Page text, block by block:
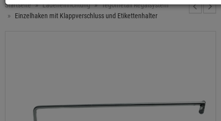
Startseite Ladeneinrichtung
Tegometall Regalsystem
Einzelhaken mit Klappverschluss und Etikettenhalter